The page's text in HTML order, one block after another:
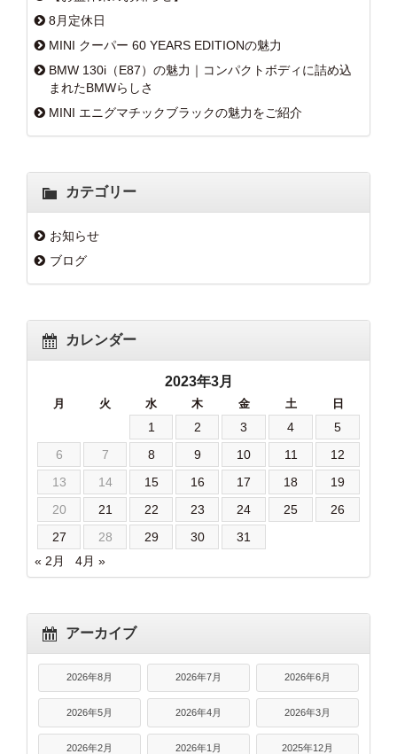
8月定休日
MINI クーパー 60 YEARS EDITIONの魅力
BMW 130i（E87）の魅力｜コンパクトボディに詰め込
まれたBMWらしさ
MINI エニグマチックブラックの魅力をご紹介
カテゴリー
お知らせ
ブログ
カレンダー
2023年3月
月 火 水 木 金 土 日
1 2 3 4
5
6
7 8 9 10 11
12
13
14 15 16 17 18
19
20
21 22 23 24 25
26
27
28 29 30
31
« 2月
4月 »
アーカイブ
2026年8月 2026年7月 2026年6月
2026年5月 2026年4月 2026年3月
2026年2月 2026年1月 2025年12月